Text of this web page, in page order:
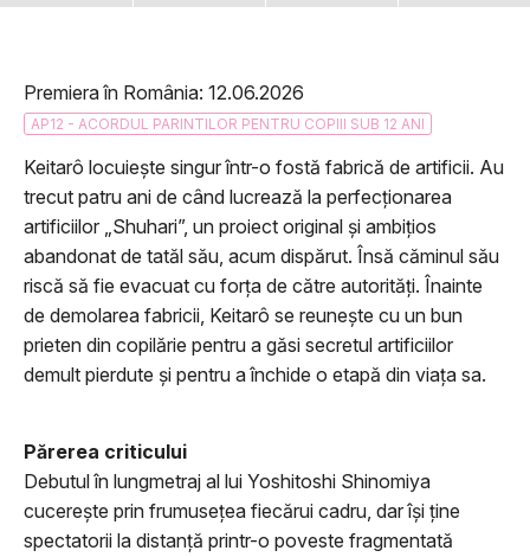
Premiera în România: 12.06.2026
AP12 - ACORDUL PARINTILOR PENTRU COPIII SUB 12 ANI
Keitarô locuiește singur într-o fostă fabrică de artificii. Au
trecut patru ani de când lucrează la perfecționarea
artificiilor „Shuhari”, un proiect original și ambițios
abandonat de tatăl său, acum dispărut. Însă căminul său
riscă să fie evacuat cu forța de către autorități. Înainte
de demolarea fabricii, Keitarô se reunește cu un bun
prieten din copilărie pentru a găsi secretul artificiilor
demult pierdute și pentru a închide o etapă din viața sa.
Părerea criticului
Debutul în lungmetraj al lui Yoshitoshi Shinomiya
cucerește prin frumusețea fiecărui cadru, dar își ține
spectatorii la distanță printr-o poveste fragmentată